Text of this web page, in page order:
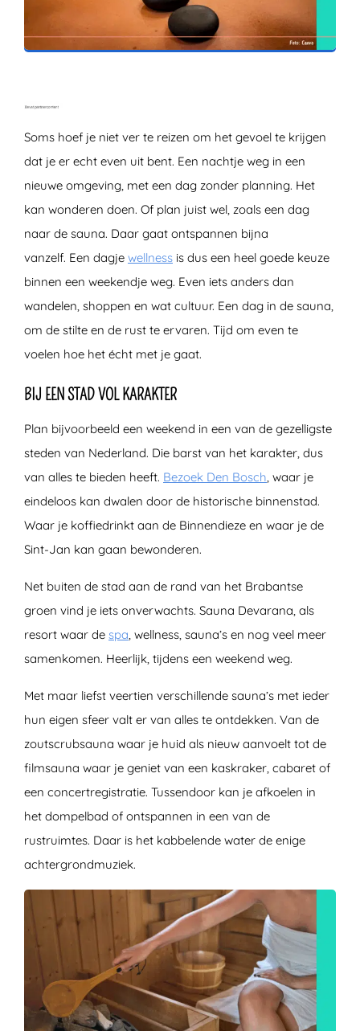
Soms hoef je niet ver te reizen om het gevoel te krijgen
dat je er echt even uit bent. Een nachtje weg in een
nieuwe omgeving, met een dag zonder planning. Het
kan wonderen doen. Of plan juist wel, zoals een dag
naar de sauna. Daar gaat ontspannen bijna
vanzelf. Een dagje wellness is dus een heel goede keuze
binnen een weekendje weg. Even iets anders dan
wandelen, shoppen en wat cultuur. Een dag in de sauna,
om de stilte en de rust te ervaren. Tijd om even te
voelen hoe het écht met je gaat.
BIJ EEN STAD VOL KARAKTER
Plan bijvoorbeeld een weekend in een van de gezelligste
steden van Nederland. Die barst van het karakter, dus
van alles te bieden heeft. Bezoek Den Bosch , waar je
eindeloos kan dwalen door de historische binnenstad.
Waar je koffiedrinkt aan de Binnendieze en waar je de
Sint-Jan kan gaan bewonderen.
Net buiten de stad aan de rand van het Brabantse
groen vind je iets onverwachts. Sauna Devarana, als
resort waar de spa , wellness, sauna’s en nog veel meer
samenkomen. Heerlijk, tijdens een weekend weg.
Met maar liefst veertien verschillende sauna’s met ieder
hun eigen sfeer valt er van alles te ontdekken. Van de
zoutscrubsauna waar je huid als nieuw aanvoelt tot de
filmsauna waar je geniet van een kaskraker, cabaret of
een concertregistratie. Tussendoor kan je afkoelen in
het dompelbad of ontspannen in een van de
rustruimtes. Daar is het kabbelende water de enige
achtergrondmuziek.